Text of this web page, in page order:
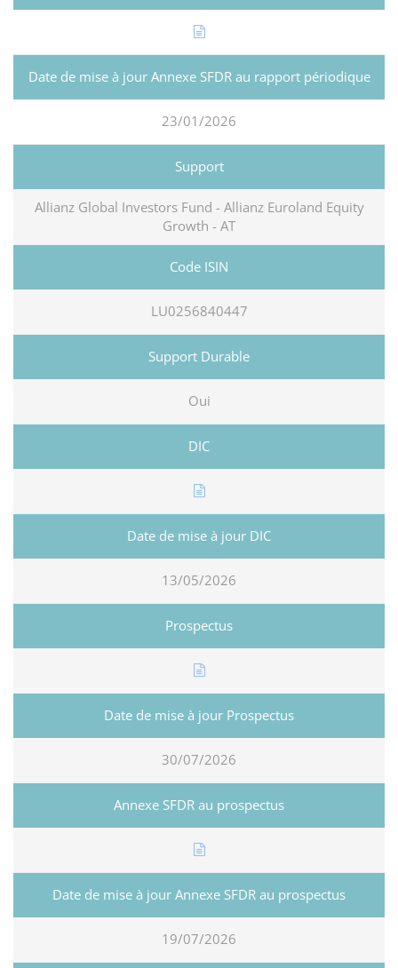
23/01/2026
Allianz Global Investors Fund - Allianz Euroland Equity
Growth - AT
LU0256840447
Oui
13/05/2026
30/07/2026
19/07/2026